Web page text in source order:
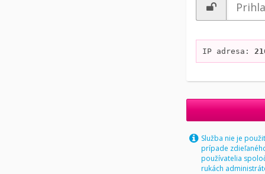
IP adresa:
Služba nie je
prípade
používatelia
rukách